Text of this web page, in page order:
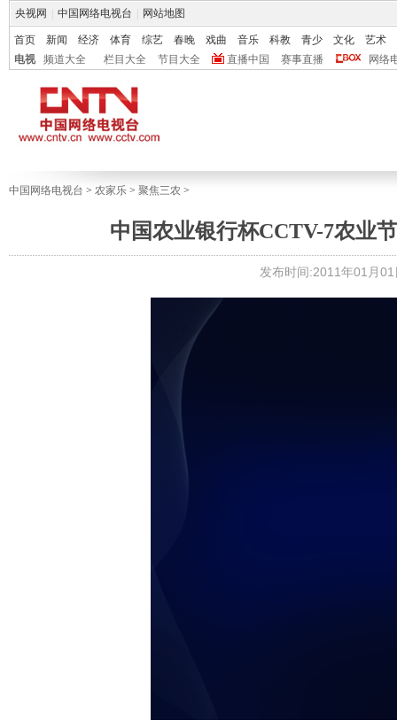
央视网 中国网络电视台 网站地图
首页 新闻 经济 体育 综艺 春晚 戏曲 音乐 科教 青少 文化
艺术
电视
频道大全 栏目大全 节目大全 直播中国 赛事直播 网络
中国网络电视台 > 农家乐 > 聚焦三农 >
中国农业银行杯CCTV-7农业
发布时间:2011年01月